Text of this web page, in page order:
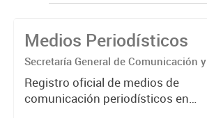
Medios Periodísticos
Secretaría General de Comunicación y
de Relaciones Institucionales
Registro oficial de medios de
comunicación periodísticos en